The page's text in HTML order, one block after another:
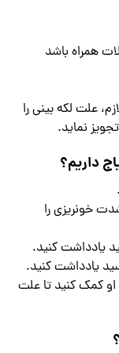
همراه باشد
علت لکه بینی را
نماید.
داریم؟
خونریزی را
یادداشت کنید.
یادداشت کنید.
او کمک کنید تا علت